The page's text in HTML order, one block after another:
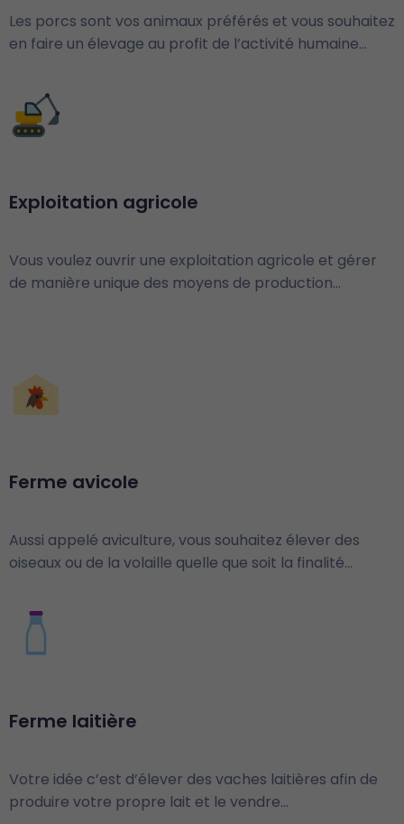
Les porcs sont vos animaux préférés et vous souhaitez
en faire un élevage au profit de l’activité humaine…
Exploitation agricole
Vous voulez ouvrir une exploitation agricole et gérer
de manière unique des moyens de production…
Ferme avicole
Aussi appelé aviculture, vous souhaitez élever des
oiseaux ou de la volaille quelle que soit la finalité…
Ferme laitière
Votre idée c’est d’élever des vaches laitières afin de
produire votre propre lait et le vendre…